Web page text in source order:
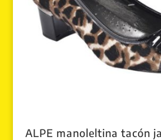
ALPE manoleltina tacón